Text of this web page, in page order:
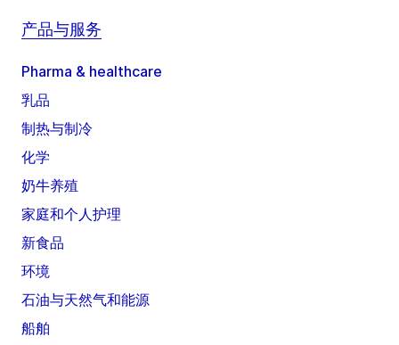
产品与服务
Pharma & healthcare
乳品
制热与制冷
化学
奶牛养殖
家庭和个人护理
新食品
环境
石油与天然气和能源
船舶